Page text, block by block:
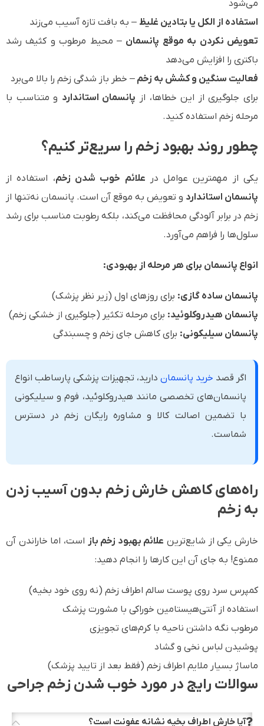
می‌شود
استفاده از الکل یا بتادین غلیظ – به بافت تازه آسیب می‌زند
تعویض نکردن به موقع پانسمان – محیط مرطوب و کثیف رشد
باکتری را افزایش می‌دهد
فعالیت سنگین و کشش به زخم – خطر باز شدگی زخم را بالا می‌برد
برای جلوگیری از این خطاها، از پانسمان استاندارد و متناسب با
مرحله زخم استفاده کنید.
چطور روند بهبود زخم را سریع‌تر کنیم؟
یکی از مهمترین عوامل در علائم خوب شدن زخم، استفاده از
پانسمان استاندارد و تعویض به موقع آن است. پانسمان نه‌تنها از
زخم در برابر آلودگی محافظت می‌کند، بلکه رطوبت مناسب برای رشد
سلول‌ها را فراهم می‌آورد.
انواع پانسمان برای هر مرحله از بهبودی:
پانسمان ساده گازی: برای روزهای اول (زیر نظر پزشک)
پانسمان هیدروکلوئید: برای مرحله تکثیر (جلوگیری از خشکی زخم)
پانسمان سیلیکونی: برای کاهش جای زخم و چسبندگی
اگر قصد خرید پانسمان دارید، تجهیزات پزشکی پارساطب انواع
پانسمان‌های تخصصی مانند هیدروکلوئید، فوم و سیلیکونی
با تضمین اصالت کالا و مشاوره رایگان زخم در دسترس
شماست.
راه‌های کاهش خارش زخم بدون آسیب زدن
به زخم
خارش یکی از شایع‌ترین علائم بهبود زخم باز است، اما خاراندن آن
ممنوع! به جای آن این کارها را انجام دهید:
کمپرس سرد روی پوست سالم اطراف زخم (نه روی خود بخیه)
استفاده از آنتی‌هیستامین خوراکی با مشورت پزشک
مرطوب نگه داشتن ناحیه با کرم‌های تجویزی
پوشیدن لباس نخی و گشاد
ماساژ بسیار ملایم اطراف زخم (فقط بعد از تایید پزشک)
سوالات رایج در مورد خوب شدن زخم جراحی
آیا خارش اطراف بخیه نشانه عفونت است؟